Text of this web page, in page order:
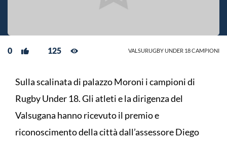
0 125 VALSURUGBY UNDER 18 CAMPIONI
Sulla scalinata di palazzo Moroni i campioni di
Rugby Under 18. Gli atleti e la dirigenza del
Valsugana hanno ricevuto il premio e
riconoscimento della città dall’assessore Diego